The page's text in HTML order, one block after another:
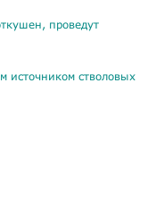
проведут
источником стволовых